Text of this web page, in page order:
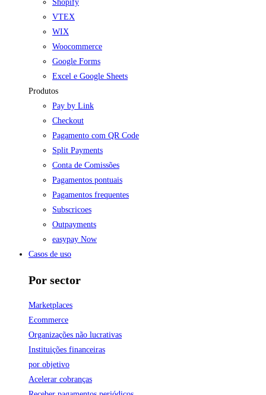
Shopify
VTEX
WIX
Woocommerce
Google Forms
Excel e Google Sheets
Produtos
Pay by Link
Checkout
Pagamento com QR Code
Split Payments
Conta de Comissões
Pagamentos pontuais
Pagamentos frequentes
Subscricoes
Outpayments
easypay Now
Casos de uso
Por sector
Marketplaces
Ecommerce
Organizações não lucrativas
Instituições financeiras
por objetivo
Acelerar cobranças